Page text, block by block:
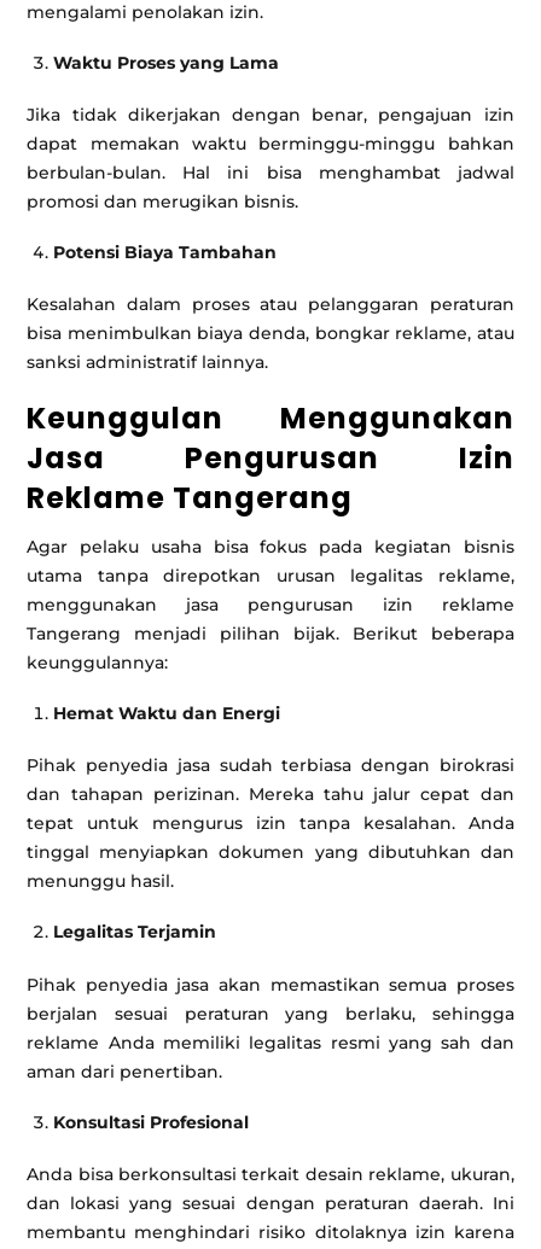
mengalami penolakan izin.
Waktu Proses yang Lama
Jika tidak dikerjakan dengan benar, pengajuan izin
dapat memakan waktu berminggu-minggu bahkan
berbulan-bulan. Hal ini bisa menghambat jadwal
promosi dan merugikan bisnis.
Potensi Biaya Tambahan
Kesalahan dalam proses atau pelanggaran peraturan
bisa menimbulkan biaya denda, bongkar reklame, atau
sanksi administratif lainnya.
Keunggulan Menggunakan
Jasa Pengurusan Izin
Reklame Tangerang
Agar pelaku usaha bisa fokus pada kegiatan bisnis
utama tanpa direpotkan urusan legalitas reklame,
menggunakan jasa pengurusan izin reklame
Tangerang menjadi pilihan bijak. Berikut beberapa
keunggulannya:
Hemat Waktu dan Energi
Pihak penyedia jasa sudah terbiasa dengan birokrasi
dan tahapan perizinan. Mereka tahu jalur cepat dan
tepat untuk mengurus izin tanpa kesalahan. Anda
tinggal menyiapkan dokumen yang dibutuhkan dan
menunggu hasil.
Legalitas Terjamin
Pihak penyedia jasa akan memastikan semua proses
berjalan sesuai peraturan yang berlaku, sehingga
reklame Anda memiliki legalitas resmi yang sah dan
aman dari penertiban.
Konsultasi Profesional
Anda bisa berkonsultasi terkait desain reklame, ukuran,
dan lokasi yang sesuai dengan peraturan daerah. Ini
membantu menghindari risiko ditolaknya izin karena